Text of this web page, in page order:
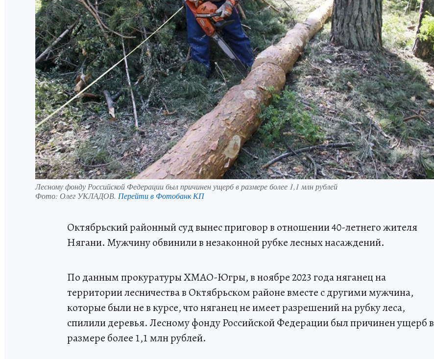
Лесному фонду Российской Федерации был причинен ущерб в размере более 1,1 млн рублей
Фото: Олег УКЛАДОВ. Перейти в Фотобанк КП
Октябрьский районный суд вынес приговор в отношении 40-летнего жителя
Нягани. Мужчину обвинили в незаконной рубке лесных насаждений.
По данным прокуратуры ХМАО-Югры, в ноябре 2023 года няганец на
территории лесничества в Октябрьском районе вместе с другими мужчина,
которые были не в курсе, что няганец не имеет разрешений на рубку леса,
спилили деревья. Лесному фонду Российской Федерации был причинен ущерб в
размере более 1,1 млн рублей.